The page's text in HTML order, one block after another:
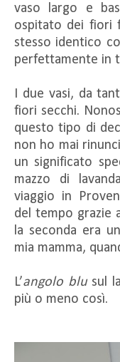
vaso largo e
ospitato dei fiori
stesso identico
perfettamente in
I due vasi, da
fiori secchi.
questo tipo di
non ho mai
un significato
mazzo di
viaggio in
del tempo grazie
la seconda era
mia mamma,
L’angolo blusul
più o meno così.